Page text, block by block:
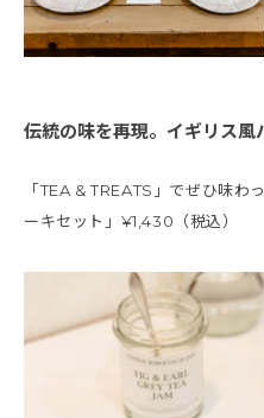
伝統の味を再現。イギリス風
「TEA & TREATS」でぜひ味わ
ーキセット」¥1,430（税込）